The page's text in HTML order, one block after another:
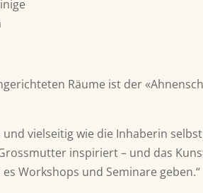
Räume ist der
vielseitig wie die Inhaberin
inspiriert – und das
Workshops und Seminare geben.“